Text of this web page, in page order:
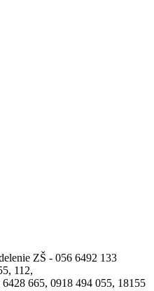
ZŠ - 056 6492 133
112,
665, 0918 494 055, 18155